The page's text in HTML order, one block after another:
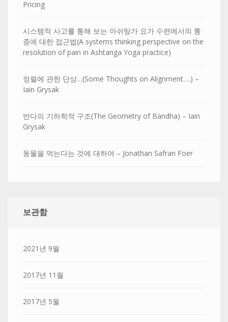
Pricing
시스템적 사고를 통해 보는 아쉬탕가 요가 수련에서의 통
증에 대한 접근법(A systems thinking perspective on the
resolution of pain in Ashtanga Yoga practice)
정렬에 관한 단상…(Some Thoughts on Alignment….) –
Iain Grysak
반다의 기하학적 구조(The Geometry of Bandha) – Iain
Grysak
동물을 먹는다는 것에 대하여 – Jonathan Safran Foer
보관함
2021년 9월
2017년 11월
2017년 5월